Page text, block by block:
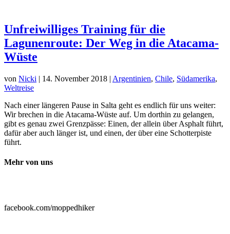
Unfreiwilliges Training für die
Lagunenroute: Der Weg in die Atacama-
Wüste
von Nicki | 14. November 2018 | Argentinien, Chile, Südamerika,
Weltreise
Nach einer längeren Pause in Salta geht es endlich für uns weiter:
Wir brechen in die Atacama-Wüste auf. Um dorthin zu gelangen,
gibt es genau zwei Grenzpässe: Einen, der allein über Asphalt führt,
dafür aber auch länger ist, und einen, der über eine Schotterpiste
führt.
Mehr von uns
facebook.com/moppedhiker